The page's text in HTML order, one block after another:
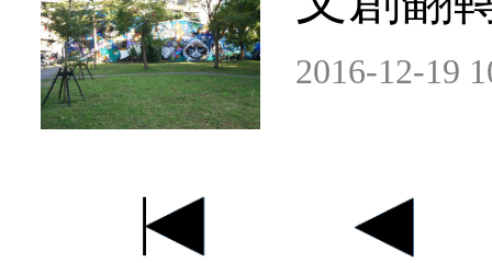
2016-12-19